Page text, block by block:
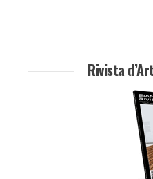
Rivista